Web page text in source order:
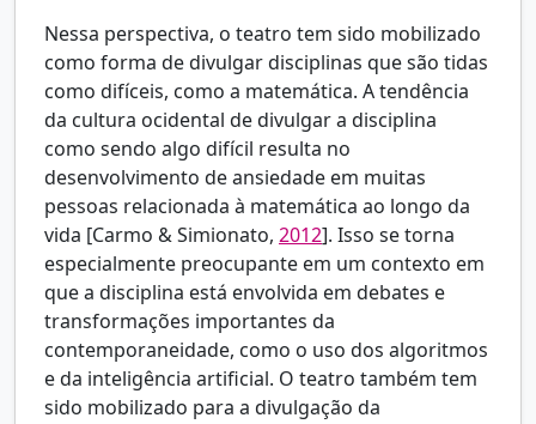
Nessa perspectiva, o teatro tem sido mobilizado
como forma de divulgar disciplinas que são tidas
como difíceis, como a matemática. A tendência
da cultura ocidental de divulgar a disciplina
como sendo algo difícil resulta no
desenvolvimento de ansiedade em muitas
pessoas relacionada à matemática ao longo da
vida [Carmo & Simionato, 2012]. Isso se torna
especialmente preocupante em um contexto em
que a disciplina está envolvida em debates e
transformações importantes da
contemporaneidade, como o uso dos algoritmos
e da inteligência artificial. O teatro também tem
sido mobilizado para a divulgação da